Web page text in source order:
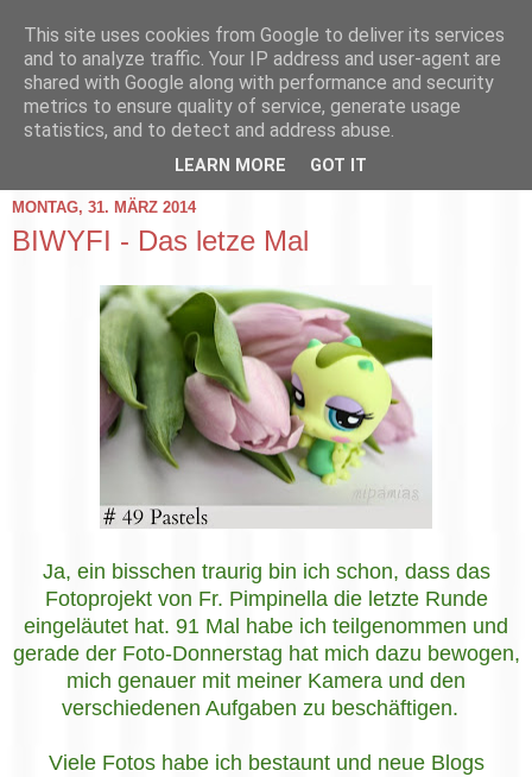
MONTAG, 31. MÄRZ 2014
BIWYFI - Das letze Mal
Ja, ein bisschen traurig bin ich schon, dass das
Fotoprojekt von Fr. Pimpinella die letzte Runde
eingeläutet hat. 91 Mal habe ich teilgenommen und
gerade der Foto-Donnerstag hat mich dazu bewogen,
mich genauer mit meiner Kamera und den
verschiedenen Aufgaben zu beschäftigen.
Viele Fotos habe ich bestaunt und neue Blogs
This site uses cookies from Google to deliver its services
and to analyze traffic. Your IP address and user-agent are
shared with Google along with performance and security
metrics to ensure quality of service, generate usage
statistics, and to detect and address abuse.
LEARN MORE GOT IT